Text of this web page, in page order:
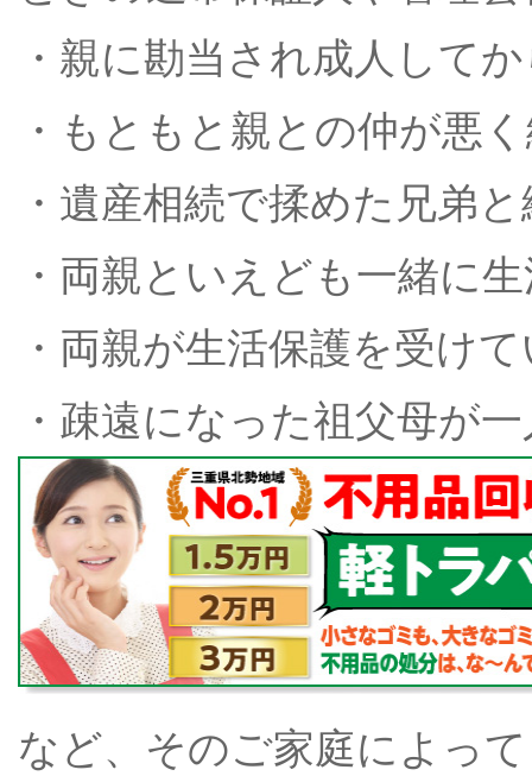
・親に勘当され成人して
・もともと親との仲が悪
・遺産相続で揉めた兄弟
・両親といえども一緒に
・両親が生活保護を受け
・疎遠になった祖父母が
など、そのご家庭によっ